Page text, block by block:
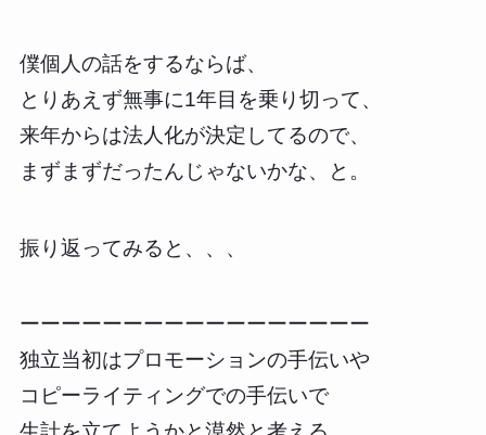
僕個人の話をするならば、
とりあえず無事に1年目を乗り切って、
来年からは法人化が決定してるので、
まずまずだったんじゃないかな、と。
振り返ってみると、、、
ーーーーーーーーーーーーーーーーー
独立当初はプロモーションの手伝いや
コピーライティングでの手伝いで